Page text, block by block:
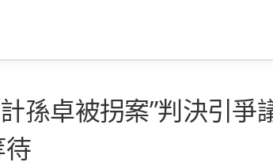
孫卓被拐案”判決引爭
待